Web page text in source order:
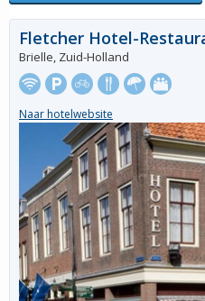
Fletcher Hotel-
Brielle, Zuid-Holland
Naar hotelwebsite